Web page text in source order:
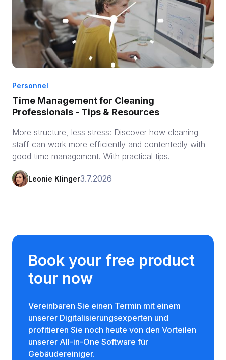
Personnel
Time Management for Cleaning
Professionals - Tips & Resources
More structure, less stress: Discover how cleaning
staff can work more efficiently and contentedly with
good time management. With practical tips.
Leonie Klinger3.7.2026
Book your free product
tour now
Vereinbaren Sie einen Termin mit einem
unserer Digitalisierungsexperten und
profitieren Sie noch heute von den Vorteilen
unserer All-in-One Software für
Gebäudereiniger.